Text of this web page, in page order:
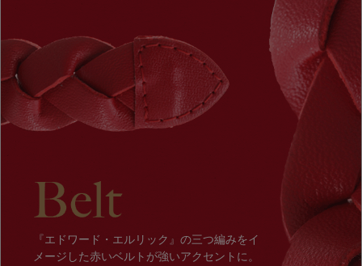
『エドワード・エルリック』の三つ編みをイ
メージした赤いベルトが強いアクセントに。